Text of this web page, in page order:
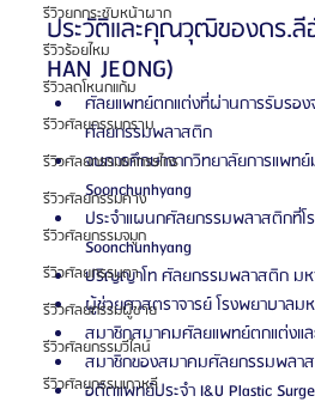
รีวิวยกกระชับหน้าผาก
รีวิวร้อยไหม
รีวิวลดโหนกแก้ม
รีวิวศัลยกรรมกราม
รีวิวศัลยกรรมขากรรไกร
รีวิวศัลยกรรมคาง
รีวิวศัลยกรรมจมูก
รีวิวศัลยกรรมตา
รีวิวศัลยกรรมผู้ชาย
รีวิวศัลยกรรมวีไลน์
รีวิวศัลยกรรมเกาหลี
ประวัติและคุณวุฒิของดร.ลี
HAN JEONG)
ศัลยแพทย์ตกแต่งที่ผ่านการรับรอ
ศัลยกรรมพลาสติก
จบการศึกษาจากวิทยาลัยการแพท
Soonchunhyang
ประจำแผนกศัลยกรรมพลาสติกที่โ
Soonchunhyang
ปริญญาโท ศัลยกรรมพลาสติก มห
ผู้ช่วยศาสตราจารย์ โรงพยาบาลม
สมาชิกสมาคมศัลยแพทย์ตกแต่งแล
สมาชิกของสมาคมศัลยกรรมพลาส
อดีตแพทย์ประจำ I&U Plastic